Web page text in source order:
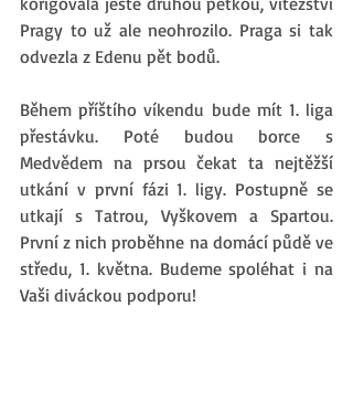
Pragy to už ale neohrozilo. Praga si tak
odvezla z Edenu pět bodů.
Během příštího víkendu bude mít 1. liga
přestávku. Poté budou borce s
Medvědem na prsou čekat ta nejtěžší
utkání v první fázi 1. ligy. Postupně se
utkají s Tatrou, Vyškovem a Spartou.
První z nich proběhne na domácí půdě ve
středu, 1. května. Budeme spoléhat i na
Vaši diváckou podporu!